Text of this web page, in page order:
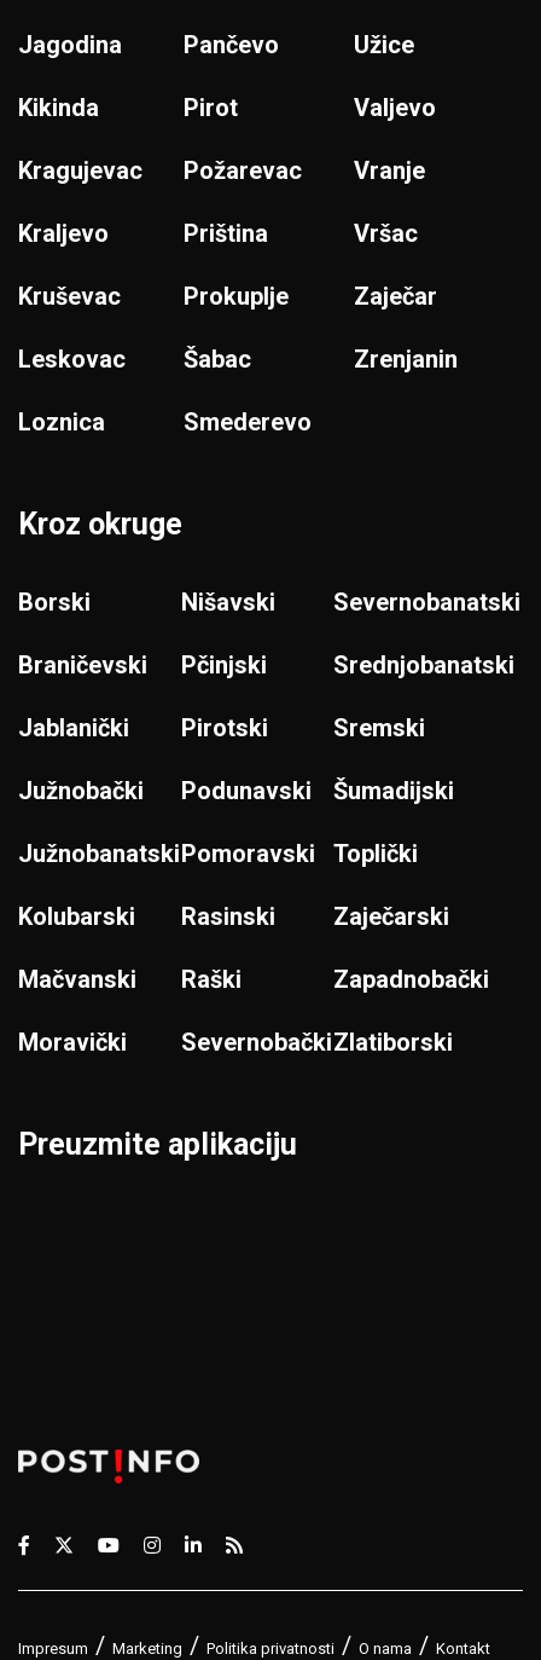
Jagodina
Kikinda
Kragujevac
Kraljevo
Kruševac
Leskovac
Loznica
Pančevo
Pirot
Požarevac
Priština
Prokuplje
Šabac
Smederevo
Užice
Valjevo
Vranje
Vršac
Zaječar
Zrenjanin
Kroz okruge
Borski
Braničevski
Jablanički
Južnobački
Južnobanatski
Kolubarski
Mačvanski
Moravički
Nišavski
Pčinjski
Pirotski
Podunavski
Pomoravski
Rasinski
Raški
Severnobački
Severnobanatski
Srednjobanatski
Sremski
Šumadijski
Toplički
Zaječarski
Zapadnobački
Zlatiborski
Preuzmite aplikaciju
Impresum Marketing Politika privatnosti O nama Kontakt